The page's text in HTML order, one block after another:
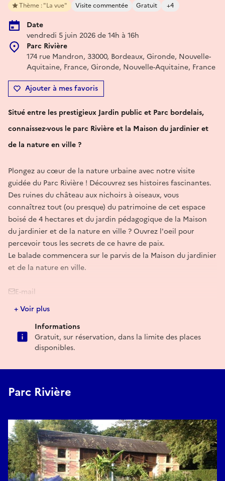
Thème : "La vue" Visite commentée Gratuit +4
Date
vendredi 5 juin 2026 de 14h à 16h
Parc Rivière
174 rue Mandron, 33000, Bordeaux, Gironde, Nouvelle-
Aquitaine, France, Gironde, Nouvelle-Aquitaine, France
Ajouter à mes favoris
Situé entre les prestigieux Jardin public et Parc bordelais,
connaissez-vous le parc Rivière et la Maison du jardinier et
de la nature en ville ?
Plongez au cœur de la nature urbaine avec notre visite
guidée du Parc Rivière ! Découvrez ses histoires fascinantes.
Des ruines du château aux nichoirs à oiseaux, vous
connaîtrez tout (ou presque) du patrimoine de cet espace
boisé de 4 hectares et du jardin pédagogique de la Maison
du jardinier et de la nature en ville ? Ouvrez l'oeil pour
percevoir tous les secrets de ce havre de paix.
Le balade commencera sur le parvis de la Maison du jardinier
et de la nature en ville.
E-mail
maisondujardinier@mairie-bordeaux.fr
+ Voir plus
Informations
Gratuit, sur réservation, dans la limite des places
disponibles.
Parc Rivière